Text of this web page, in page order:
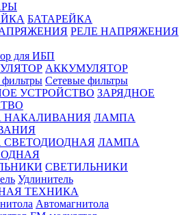
БАТАРЕЙКА
РЕЛЕ НАПРЯЖЕНИЯ
для ИБП
АККУМУЛЯТОР
Сетевые фильтры
ЗАРЯДНОЕ
ЛАМПА
ЛАМПА
СВЕТИЛЬНИКИ
Удлинитель
ТЕХНИКА
Автомагнитола